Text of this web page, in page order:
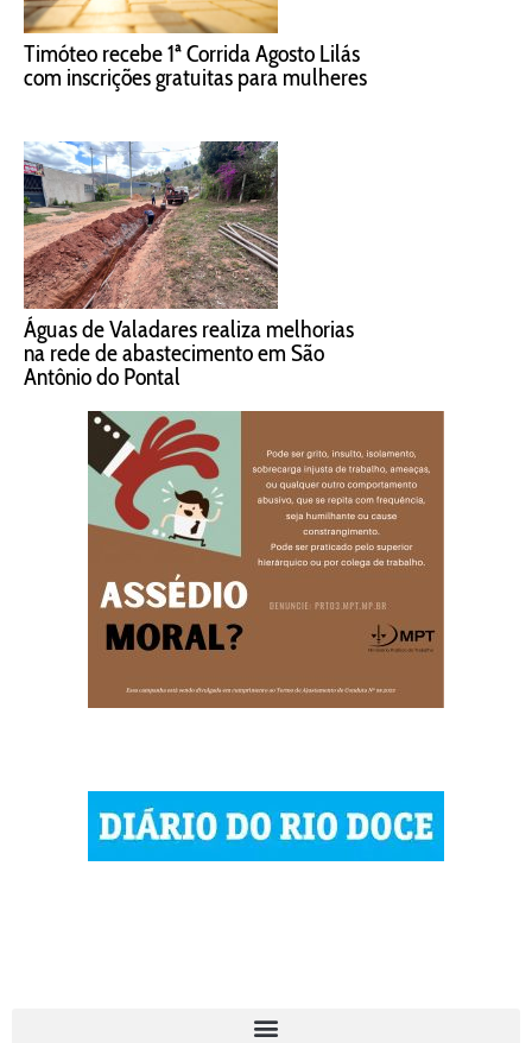
Timóteo recebe 1ª Corrida Agosto Lilás
com inscrições gratuitas para mulheres
Águas de Valadares realiza melhorias
na rede de abastecimento em São
Antônio do Pontal